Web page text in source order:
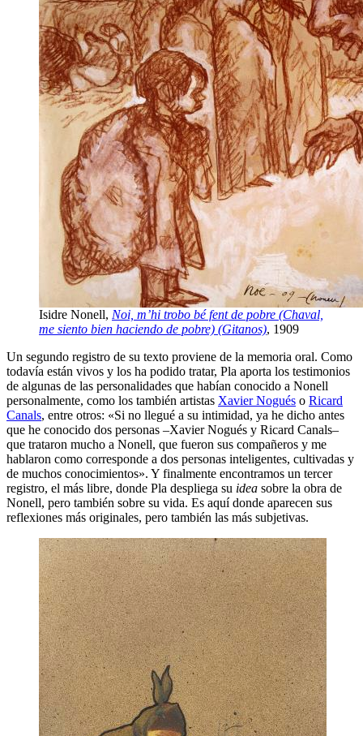
Isidre Nonell, Noi, m’hi trobo bé fent de pobre (Chaval,
me siento bien haciendo de pobre) (Gitanos), 1909
Un segundo registro de su texto proviene de la memoria oral. Como
todavía están vivos y los ha podido tratar, Pla aporta los testimonios
de algunas de las personalidades que habían conocido a Nonell
personalmente, como los también artistas Xavier Nogués o Ricard
Canals, entre otros: «Si no llegué a su intimidad, ya he dicho antes
que he conocido dos personas –Xavier Nogués y Ricard Canals–
que trataron mucho a Nonell, que fueron sus compañeros y me
hablaron como corresponde a dos personas inteligentes, cultivadas y
de muchos conocimientos». Y finalmente encontramos un tercer
registro, el más libre, donde Pla despliega su idea sobre la obra de
Nonell, pero también sobre su vida. Es aquí donde aparecen sus
reflexiones más originales, pero también las más subjetivas.